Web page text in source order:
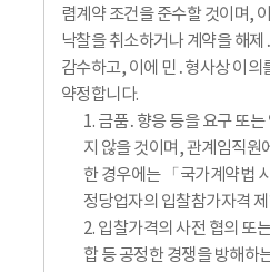
렴계약 조건을 준수할 것이며,
낙찰을 취소하거나 계약을 해
감수하고, 이에 민․형사상 이의
약정합니다.
1. 금품․향응 등을 요구 또
지 않을 것이며, 관계임직원
한 경우에는 「국가계약법
정당업자의 입찰참가자격
2. 입찰가격의 사전 협의 또
합 등 공정한 경쟁을 방해하